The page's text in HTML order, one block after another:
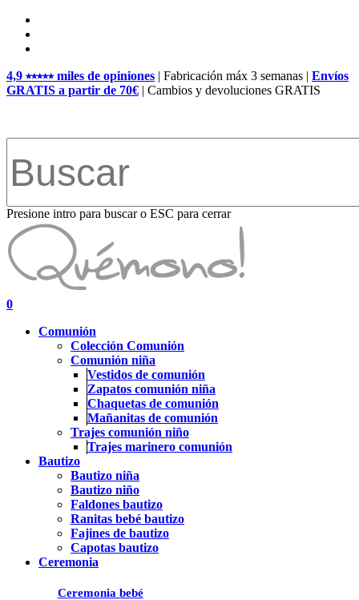
Skip
main
4,9 ⭑⭑⭑⭑⭑ miles de opiniones | Fabricación máx 3 semanas | Envíos
GRATIS a partir de 70€ | Cambios y devoluciones GRATIS
Presione intro para buscar o ESC para cerrar
Close
Search
search
account
0
Comunión
Colección Comunión
Comunión niña
Vestidos de comunión
Zapatos comunión niña
Chaquetas de comunión
Mañanitas de comunión
Trajes comunión niño
Trajes marinero comunión
Bautizo
Bautizo niña
Bautizo niño
Faldones bautizo
Ranitas bebé bautizo
Fajines de bautizo
Capotas bautizo
Ceremonia
Ceremonia bebé